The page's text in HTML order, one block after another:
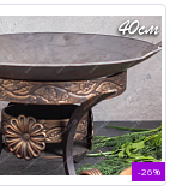
-26%